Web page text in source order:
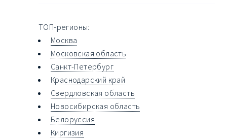
ТОП-регионы:
Москва
Московская область
Санкт-Петербург
Краснодарский край
Свердловская область
Новосибирская область
Белоруссия
Киргизия